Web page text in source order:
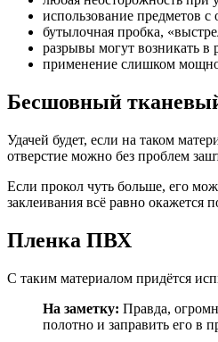
использование предметов
бутылочная пробка,
разрывы могут возникать в
применение слишком
Бесшовный
Удачей будет, если на таком
отверстие можно без проблем
Если прокол чуть больше, его
заклеивания всё равно окажется
Пленка ПВХ
С таким материалом придётся
На заметку: Правда,
полотно и заправить его в